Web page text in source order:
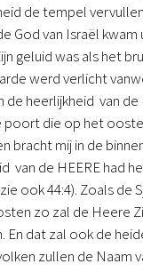
de tempel
God van Israël kwam
geluid was als het
werd verlicht
heerlijkheid van de
poort die op het
bracht mij in de
van de HEERE had
ook 44:4). Zoals de
zo zal de Heere
dat zal ook de
zullen de Naam